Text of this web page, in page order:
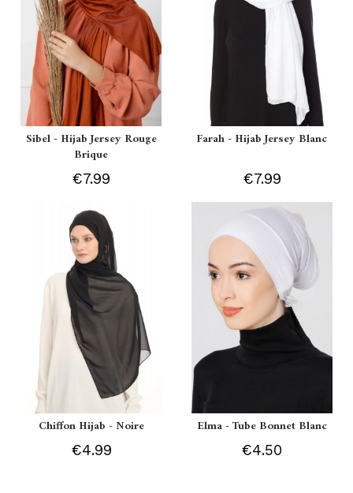
Sibel - Hijab Jersey Rouge
Brique
€7.99
Farah - Hijab Jersey Blanc
€7.99
Chiffon Hijab - Noire
€4.99
Elma - Tube Bonnet Blanc
€4.50